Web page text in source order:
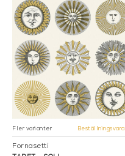
Fler varianter Beställningsvara
Fornasetti